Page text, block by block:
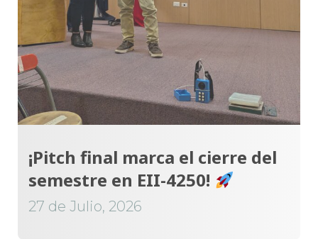
¡Pitch final marca el cierre del
semestre en EII-4250!
27 de Julio, 2026